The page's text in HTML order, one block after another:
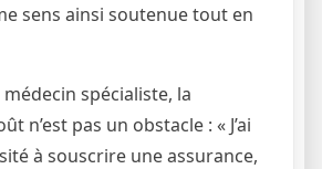
sens ainsi soutenue tout en
spécialiste, la
n’est pas un obstacle : « J’ai
à souscrire une assurance,